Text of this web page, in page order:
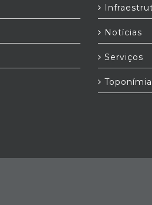
Notícias
Serviços
Toponímia